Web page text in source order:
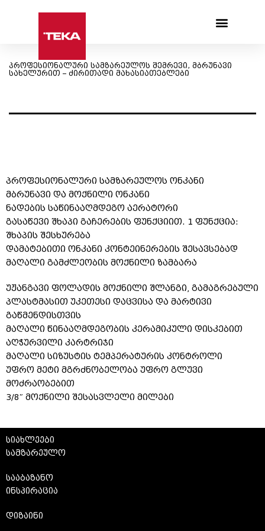
პროფესიონალური სამზარეულოს შემრევი, მბრუნავი
სახელურით – ძირითადი მახასიათებლები
პროფესიონალური სამზარეულოს ონკანი
მბრუნავი და მოქნილი ონკანი
ნადების საწინააღმდეგო აერატორი
გასაწევი შხაპი გაჩერების ფუნქციით. 1 ფუნქცია:
შხაპის შესხურება
დამატებითი ონკანი კონტეინერების შესავსებად
მაღალი გამძლეობის მოქნილი ზამბარა
უჟანგავი ფოლადის მოქნილი შლანგი, გამაგრებული
პლასტმასით უკეთესი დაცვისა და მარტივი
გაწმენდისთვის
მაღალი წინააღმდეგობის კერამიკული დისკებით
აღჭურვილი კარტრიჯი
მაღალი სიზუსტის ტემპერატურის კონტროლი
უფრო მეტი მგრძნობელობა უფრო გლუვი
მოძრაობებით
3/8″ მოქნილი შესასვლელი მილები
სიახლეები
სამზარეულო
სააბაზანო
ინსპირაცია
დიზაინი